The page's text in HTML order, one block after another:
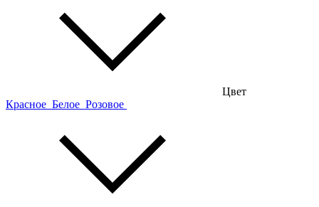
Цвет
Красное Белое Розовое